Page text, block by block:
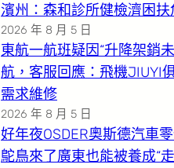
濱州：森和診所健檢濟困扶
2026 年 8 月 5 日
東航一航班疑因“升降架銷
航，客服回應：飛機JIUYI
需求維修
2026 年 8 月 5 日
好年夜OSDER奧斯德汽車零
鴕鳥來了廣東也能被養成“